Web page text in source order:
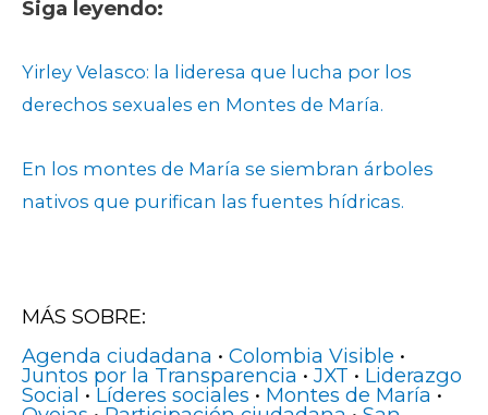
Siga leyendo:
Yirley Velasco: la lideresa que lucha por los
derechos sexuales en Montes de María.
En los montes de María se siembran árboles
nativos que purifican las fuentes hídricas.
MÁS SOBRE:
Agenda ciudadana • Colombia Visible •
Juntos por la Transparencia • JXT • Liderazgo
Social •Líderes sociales • Montes de María •